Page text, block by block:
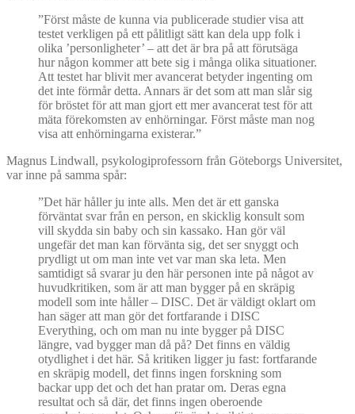
”Först måste de kunna via publicerade studier visa att
testet verkligen på ett pålitligt sätt kan dela upp folk i
olika ’personligheter’ – att det är bra på att förutsäga
hur någon kommer att bete sig i många olika situationer.
Att testet har blivit mer avancerat betyder ingenting om
det inte förmår detta. Annars är det som att man slår sig
för bröstet för att man gjort ett mer avancerat test för att
mäta förekomsten av enhörningar. Först måste man nog
visa att enhörningarna existerar.”
Magnus Lindwall, psykologiprofessorn från Göteborgs Universitet,
var inne på samma spår:
”Det här håller ju inte alls. Men det är ett ganska
förväntat svar från en person, en skicklig konsult som
vill skydda sin baby och sin kassako. Han gör väl
ungefär det man kan förvänta sig, det ser snyggt och
prydligt ut om man inte vet var man ska leta. Men
samtidigt så svarar ju den här personen inte på något av
huvudkritiken, som är att man bygger på en skräpig
modell som inte håller – DISC. Det är väldigt oklart om
han säger att man gör det fortfarande i DISC
Everything, och om man nu inte bygger på DISC
längre, vad bygger man då på? Det finns en väldig
otydlighet i det här. Så kritiken ligger ju fast: fortfarande
en skräpig modell, det finns ingen forskning som
backar upp det och det han pratar om. Deras egna
resultat och så där, det finns ingen oberoende